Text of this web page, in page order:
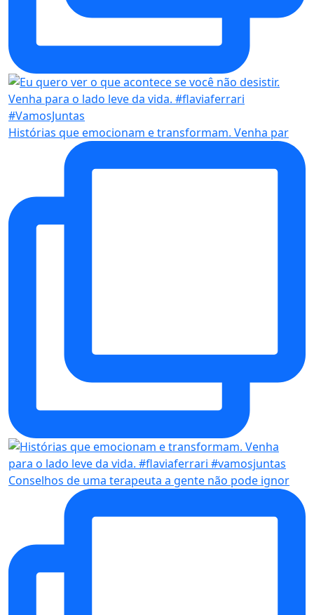
Histórias que emocionam e transformam. Venha par
Conselhos de uma terapeuta a gente não pode ignor